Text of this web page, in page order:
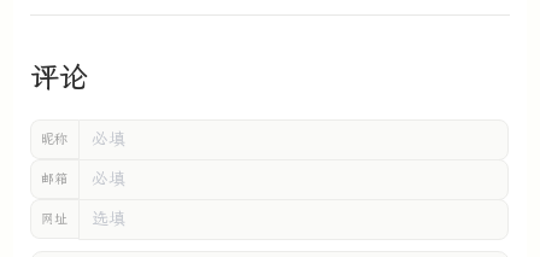
评论
昵称
邮箱
网址